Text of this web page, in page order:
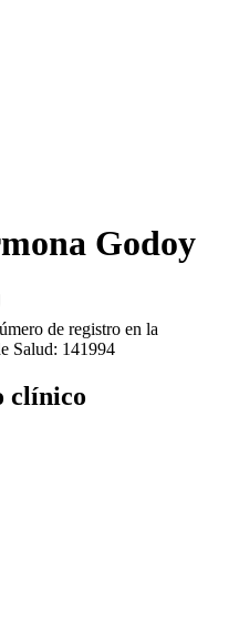
Godoy
de registro en la
Salud: 141994
clínico